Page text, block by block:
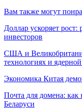
Вам также могут
Доллар ускоряет
инвесторов
США и
технологиях и
Экономика Китая
Почта для домена: как
Беларуси